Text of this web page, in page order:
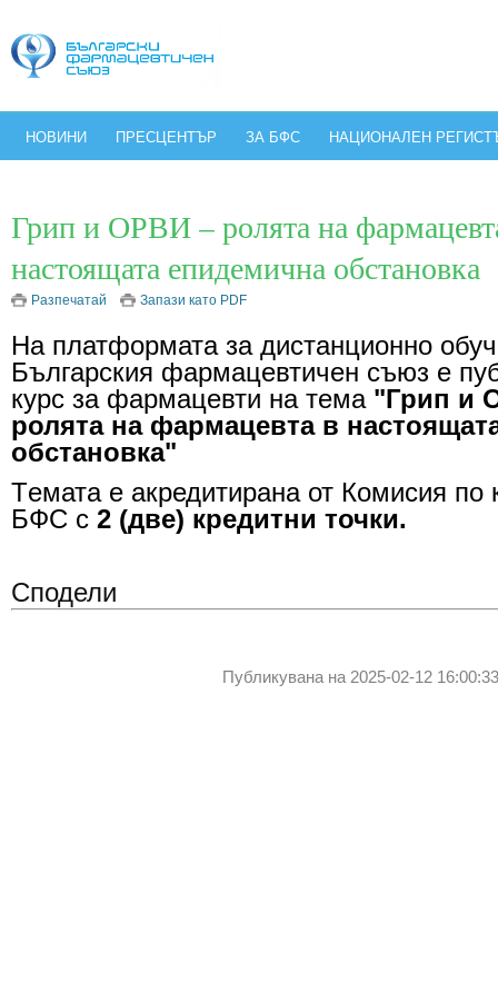
НОВИНИ ПРЕСЦЕНТЪР ЗА БФС НАЦИОНАЛЕН
Грип и ОРВИ – ролята на
настоящата епидемична обстановка
Разпечатай Запази като PDF
На платформата за дистанционно
Българския фармацевтичен съюз е
курс за фармацевти на тема"Грип и
ролята на фармацевта в
обстановка"
Tемата е акредитирана от Комисия по
БФС с 2 (две) кредитни точки.
Сподели
Публикувана на 2025-02-12